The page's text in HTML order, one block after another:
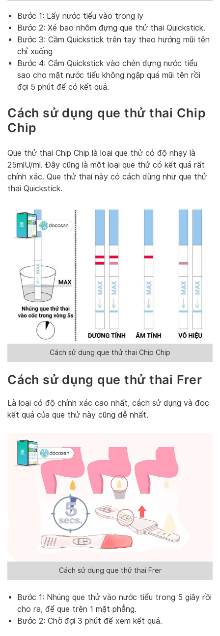
Bước 1: Lấy nước tiểu vào trong ly
Bước 2: Xé bao nhôm đựng que thử thai Quickstick.
Bước 3: Cầm Quickstick trên tay theo hướng mũi tên
chỉ xuống
Bước 4: Cắm Quickstick vào chén đựng nước tiểu
sao cho mặt nước tiểu không ngập quá mũi tên rồi
đợi 5 phút để có kết quả.
Cách sử dụng que thử thai Chip
Chip
Que thử thai Chip Chip là loại que thử có độ nhạy là
25mlU/ml. Đây cũng là một loại que thử có kết quả rất
chính xác. Que thử thai này có cách dùng như que thử
thai Quickstick.
Cách sử dụng que thử thai Chip Chip
Cách sử dụng que thử thai Frer
Là loại có độ chính xác cao nhất, cách sử dụng và đọc
kết quả của que thử này cũng dễ nhất.
Cách sử dụng que thử thai Frer
Bước 1: Nhúng que thử vào nước tiểu trong 5 giây rồi
cho ra, để que trên 1 mặt phẳng.
Bước 2: Chờ đợi 3 phút để xem kết quả.